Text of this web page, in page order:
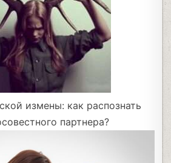
измены: как распознать
партнера?